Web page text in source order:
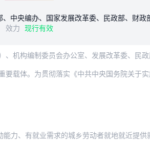
、中央编办、国家发展改革委、民政部、财政
效力 现行有效
机构编制委员会办公室、发展改革委、民政
的城乡劳动者就地就近提供就业公共服务。强化用工